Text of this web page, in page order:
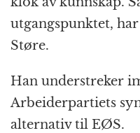
utgangspunktet,
Støre.
Han understreker
Arbeiderpartiets
alternativ til EØS.